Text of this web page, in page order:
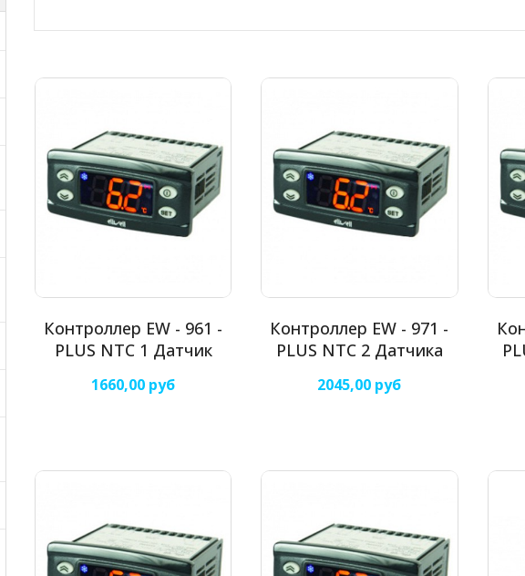
Контроллер EW - 961 -
PLUS NTC 1 Датчик
1660,00 руб
Контроллер EW - 971 -
PLUS NTC 2 Датчика
2045,00 руб